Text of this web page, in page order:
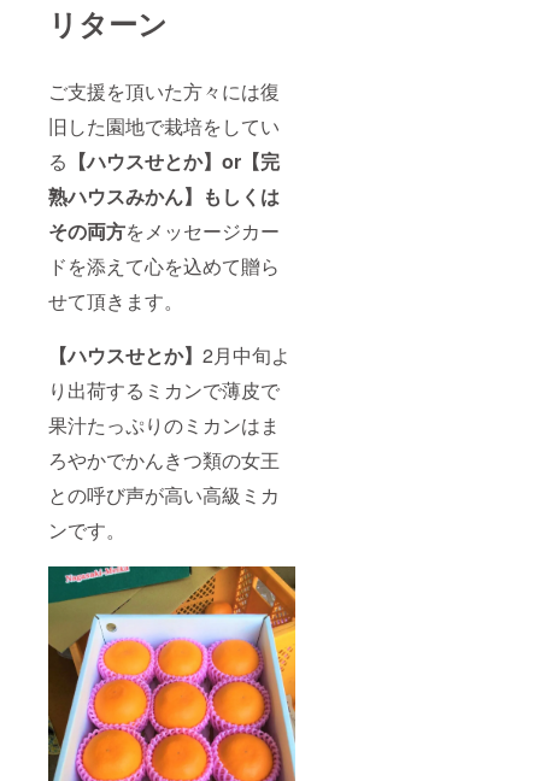
リターン
ご支援を頂いた方々には復
旧した園地で栽培をしてい
る 【ハウスせとか】or 【完
熟ハウスみかん】もしくは
その両方をメッセージカー
ドを添えて心を込めて贈ら
せて頂きます。
【ハウスせとか】 2月中旬よ
り出荷するミカンで薄皮で
果汁たっぷりのミカンはま
ろやかでかんきつ類の女王
との呼び声が高い高級ミカ
ンです。